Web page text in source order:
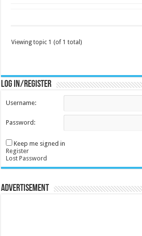
Viewing topic 1 (of 1 total)
Log in/register
Username:
Password:
Keep me signed in
Register
Lost Password
Advertisement